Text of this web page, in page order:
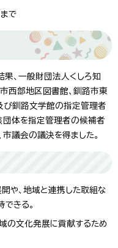
で
、一般財団法人くしろ知
西部地区図書館、釧路市東
び釧路文学館の指定管理者
団体を指定管理者の候補者
議会の議決を得ました。
や、地域と連携した取組な
きる。
の文化発展に貢献するため